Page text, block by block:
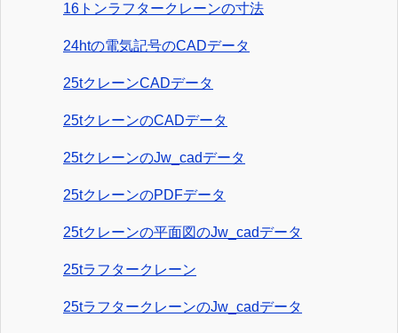
16トンラフタークレーンの寸法
24htの電気記号のCADデータ
25tクレーンCADデータ
25tクレーンのCADデータ
25tクレーンのJw_cadデータ
25tクレーンのPDFデータ
25tクレーンの平面図のJw_cadデータ
25tラフタークレーン
25tラフタークレーンのJw_cadデータ